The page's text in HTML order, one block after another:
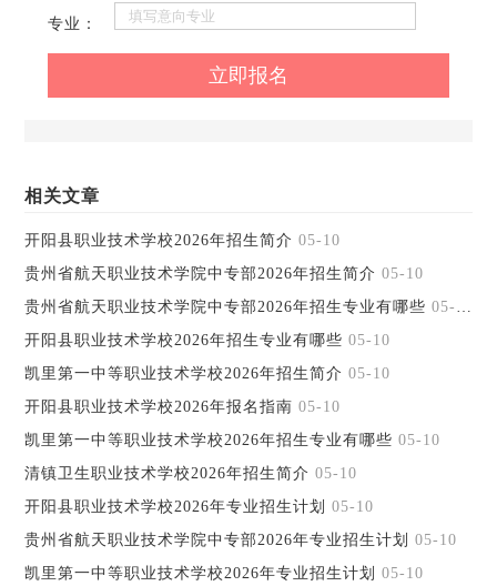
专业：
相关文章
开阳县职业技术学校2026年招生简介 05-10
贵州省航天职业技术学院中专部2026年招生简介 05-10
贵州省航天职业技术学院中专部2026年招生专业有哪些 05-10
开阳县职业技术学校2026年招生专业有哪些 05-10
凯里第一中等职业技术学校2026年招生简介 05-10
开阳县职业技术学校2026年报名指南 05-10
凯里第一中等职业技术学校2026年招生专业有哪些 05-10
清镇卫生职业技术学校2026年招生简介 05-10
开阳县职业技术学校2026年专业招生计划
05-10
贵州省航天职业技术学院中专部2026年专业招生计划
05-10
凯里第一中等职业技术学校2026年专业招生计划
05-10